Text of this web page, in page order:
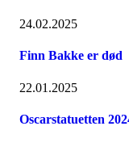
24.02.2025
Finn Bakke er død
22.01.2025
Oscarstatuetten